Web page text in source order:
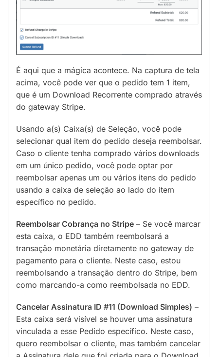
É aqui que a mágica acontece. Na captura de tela
acima, você pode ver que o pedido tem 1 item,
que é um Download Recorrente comprado através
do gateway Stripe.
Usando a(s) Caixa(s) de Seleção, você pode
selecionar qual item do pedido deseja reembolsar.
Caso o cliente tenha comprado vários downloads
em um único pedido, você pode optar por
reembolsar apenas um ou vários itens do pedido
usando a caixa de seleção ao lado do item
específico no pedido.
Reembolsar Cobrança no Stripe – Se você marcar
esta caixa, o EDD também reembolsará a
transação monetária diretamente no gateway de
pagamento para o cliente. Neste caso, estou
reembolsando a transação dentro do Stripe, bem
como marcando-a como reembolsada no EDD.
Cancelar Assinatura ID #11 (Download Simples) –
Esta caixa será visível se houver uma assinatura
vinculada a esse Pedido específico. Neste caso,
quero reembolsar o cliente, mas também cancelar